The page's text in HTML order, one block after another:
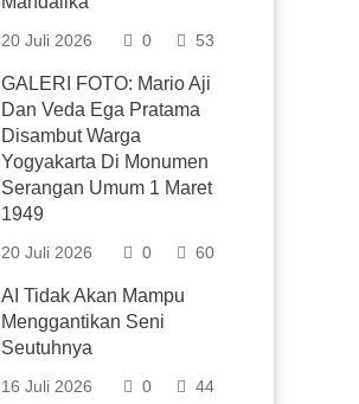
20 Juli 2026 0 53
GALERI FOTO: Mario Aji
Dan Veda Ega Pratama
Disambut Warga
Yogyakarta Di Monumen
Serangan Umum 1 Maret
1949
20 Juli 2026 0 60
AI Tidak Akan Mampu
Menggantikan Seni
Seutuhnya
16 Juli 2026 0 44